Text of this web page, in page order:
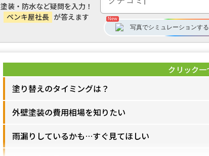
塗装・防水など疑問を入力！
ペンキ屋社長 が答えます
写真でシミュレーションする
塗り替えのタイミングは？
外壁塗装の費用相場を知りたい
雨漏りしているかも…すぐ見てほしい